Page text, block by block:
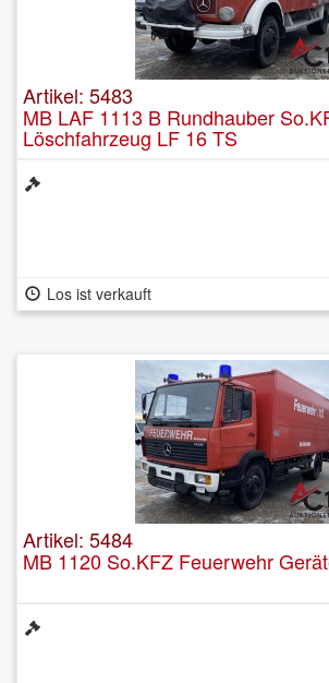
Artikel: 5483
MB LAF 1113 B Rundhauber
Löschfahrzeug LF 16 TS
Los ist verkauft
Artikel: 5484
MB 1120 So.KFZ Feuerwehr